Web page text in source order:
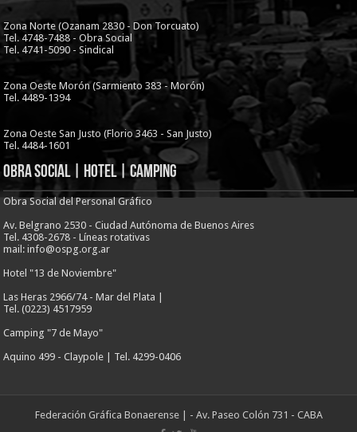
Zona Norte (Ozanam 2830 - Don Torcuato)
Tel. 4748-7488 - Obra Social
Tel. 4741-5090 - Sindical
Zona Oeste Morón (Sarmiento 383 - Morón)
Tel. 4489-1394
Zona Oeste San Justo (Florio 3463 - San Justo)
Tel. 4484-1601
Obra Social | Hotel | Camping
Obra Social del Personal Gráfico
Av. Belgrano 2530 - Ciudad Autónoma de Buenos Aires
Tel. 4308-2678 - Líneas rotativas
mail: info@ospg.org.ar
Hotel "13 de Noviembre"
Las Heras 2966/74 - Mar del Plata |
Tel. (0223) 4517959
Camping "7 de Mayo"
Aquino 499 - Claypole | Tel. 4299-0406
Federación Gráfica Bonaerense| - Av. Paseo Colón 731 - CABA